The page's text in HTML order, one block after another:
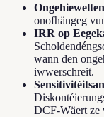
onofhängeg
IRR op
wann den
iwwerschreit.
DCF-Wäert ze